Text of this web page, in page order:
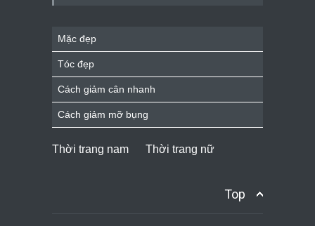
Mặc đẹp
Tóc đẹp
Cách giảm cân nhanh
Cách giảm mỡ bụng
Thời trang nam Thời trang nữ
Top